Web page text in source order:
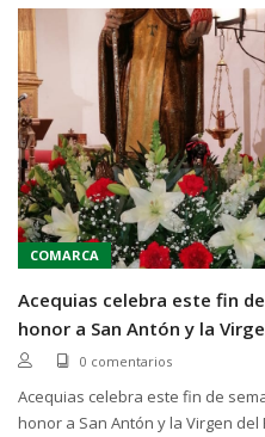
COMARCA
Acequias celebra este fin
honor a San Antón y la
0 comentarios
Acequias celebra este fin de
honor a San Antón y la Virgen del